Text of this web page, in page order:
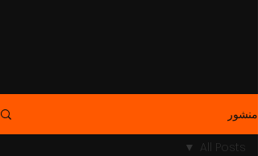
منشور
All Posts